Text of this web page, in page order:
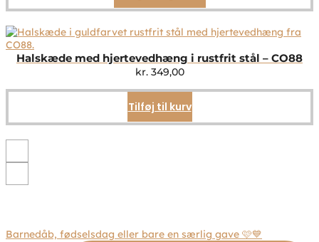
vare
flere
Mulighederne
på
Halskæde med hjertevedhæng i rustfrit stål – CO88
kr.349,00
Tilføj til kurv
Barnedåb, fødselsdag eller bare en særlig gave 🩷💙